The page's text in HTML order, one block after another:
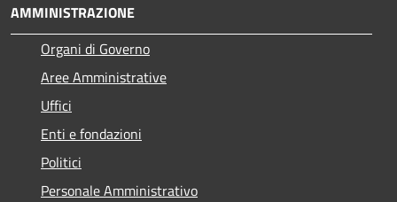
AMMINISTRAZIONE
Organi di Governo
Aree Amministrative
Uffici
Enti e fondazioni
Politici
Personale Amministrativo